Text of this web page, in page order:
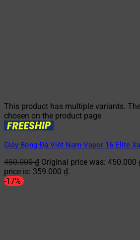
This product has multiple variants.
chosen on the product page
Giày Bóng Đá Việt Nam Vapor 16 Elite
450.000₫ Original price was: 450.000
price is: 359.000 ₫.
-17%